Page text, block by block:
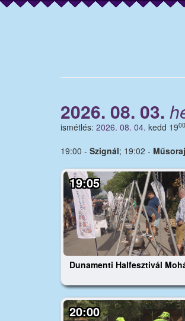
2026. 08. 03.
ismétlés: 2026. 08. 04. kedd 1900
19:00 - Szignál; 19:02 -
Dunamenti Halfesztivál
19:05
20:00